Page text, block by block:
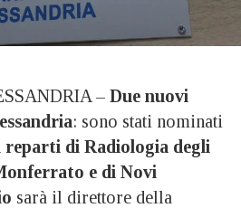
– Due nuovi
: sono stati nominati
di Radiologia degli
e di Novi
sarà il direttore della